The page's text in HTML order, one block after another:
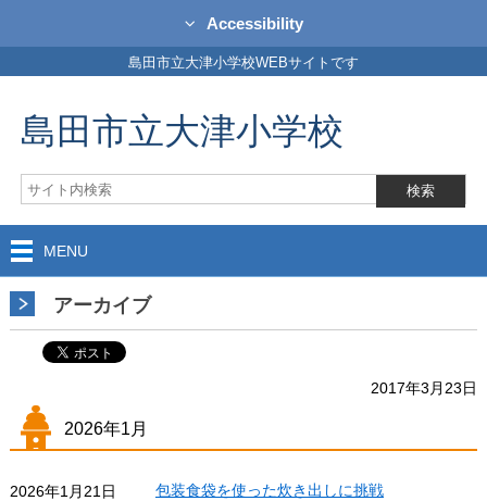
Accessibility
島田市立大津小学校WEBサイトです
島田市立大津小学校
MENU
アーカイブ
2017年3月23日
2026年1月
2026年1月21日 包装食袋を使った炊き出しに挑戦